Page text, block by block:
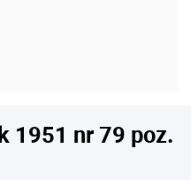
1951 nr 79 poz.